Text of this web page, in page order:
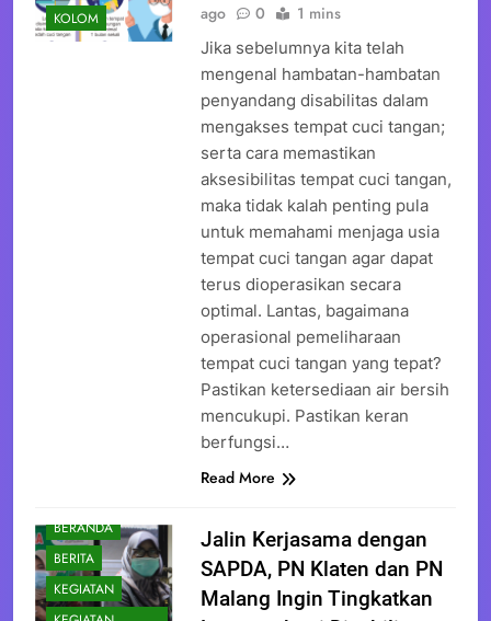
KOLOM
ago
0 1 mins
Jika sebelumnya kita telah
mengenal hambatan-hambatan
penyandang disabilitas dalam
mengakses tempat cuci tangan;
serta cara memastikan
aksesibilitas tempat cuci tangan,
maka tidak kalah penting pula
untuk memahami menjaga usia
tempat cuci tangan agar dapat
terus dioperasikan secara
optimal. Lantas, bagaimana
operasional pemeliharaan
tempat cuci tangan yang tepat?
Pastikan ketersediaan air bersih
mencukupi. Pastikan keran
berfungsi…
Read More
BERANDA
BERITA
KEGIATAN
Jalin Kerjasama dengan
SAPDA, PN Klaten dan PN
Malang Ingin Tingkatkan